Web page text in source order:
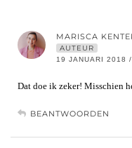
MARISCA
AUTEUR
19 JANUARI 2018
Dat doe ik zeker! Misschien
BEANTWOORDEN